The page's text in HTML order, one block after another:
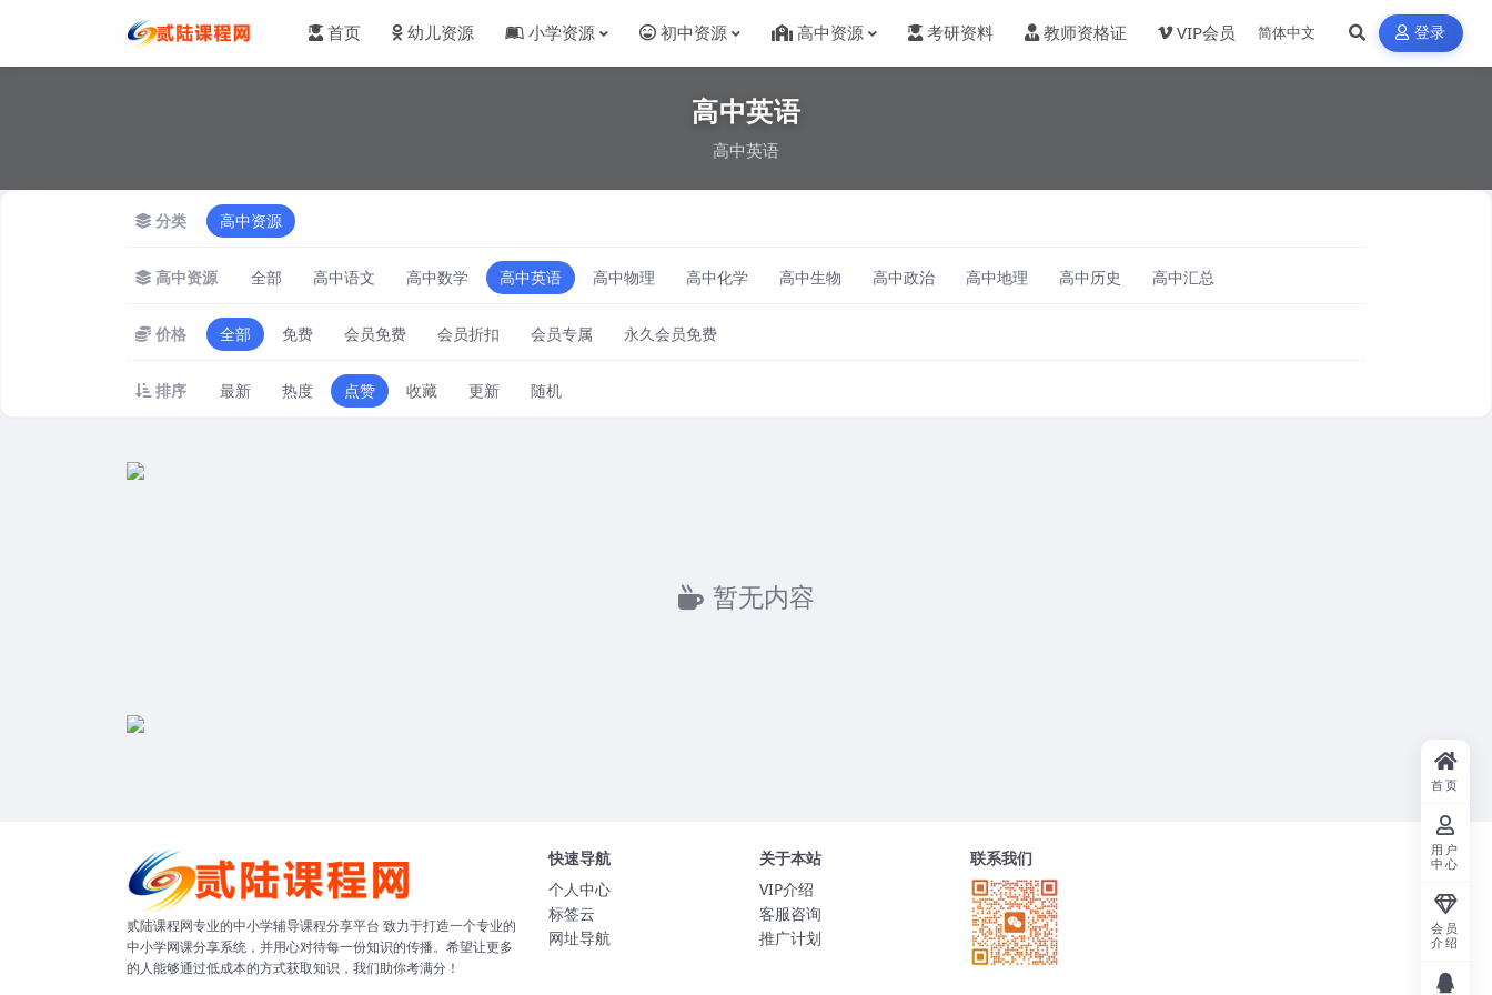
首页 幼儿资源 小学资源 初中资源 高中资源 考研资料 教师资格证 VIP会员 登录
高中英语
高中英语
分类 高中资源
高中资源 全部 高中语文 高中数学 高中英语 高中物理 高中化学 高中生物 高中政治 高中地理 高中历史 高中汇总
价格 全部 免费 会员免费 会员折扣 会员专属 永久会员免费
排序 最新 热度 点赞 收藏 更新 随机
暂无内容
贰陆课程网专业的中小学辅导课程分享平台 致力于打造一个专业的
中小学网课分享系统，并用心对待每一份知识的传播。希望让更多
的人能够通过低成本的方式获取知识，我们助你考满分！
快速导航
个人中心
标签云
网址导航
关于本站
VIP介绍
客服咨询
推广计划
联系我们
首页
用户
中心
会员
介绍